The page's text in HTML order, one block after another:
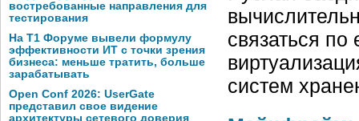
востребованные направления для
тестирования
На Т1 Форуме вывели формулу
эффективности ИТ с точки зрения
бизнеса: меньше тратить, больше
зарабатывать
Open Conf 2026: UserGate
представил свое видение
архитектуры сетевого доверия
связаться
систем